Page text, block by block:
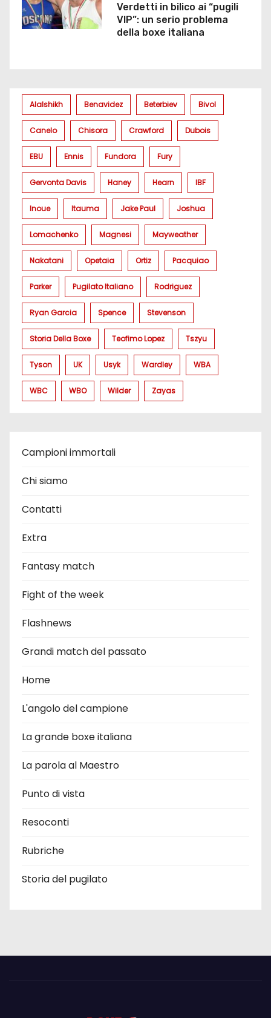
Verdetti in bilico ai “pugili
VIP”: un serio problema
della boxe italiana
Alalshikh Benavidez Beterbiev Bivol
Canelo Chisora Crawford Dubois
EBU Ennis Fundora Fury
Gervonta Davis Haney Hearn IBF
Inoue Itauma Jake Paul Joshua
Lomachenko Magnesi Mayweather
Nakatani Opetaia Ortiz Pacquiao
Parker Pugilato Italiano Rodriguez
Ryan Garcia Spence Stevenson
Storia Della Boxe Teofimo Lopez Tszyu
Tyson UK Usyk Wardley WBA
WBC WBO Wilder Zayas
Campioni immortali
Chi siamo
Contatti
Extra
Fantasy match
Fight of the week
Flashnews
Grandi match del passato
Home
L'angolo del campione
La grande boxe italiana
La parola al Maestro
Punto di vista
Resoconti
Rubriche
Storia del pugilato